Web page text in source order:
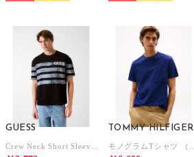
GUESS TOMMY HILFIGER